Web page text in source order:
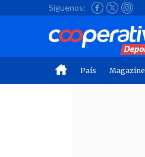
Síguenos:
País Magazine